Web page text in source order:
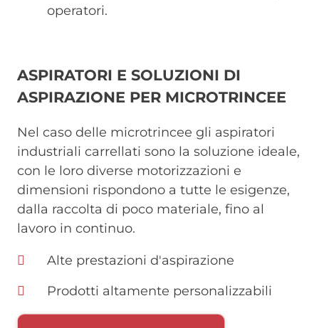
operatori.
ASPIRATORI E SOLUZIONI DI
ASPIRAZIONE PER MICROTRINCEE
Nel caso delle microtrincee gli aspiratori
industriali carrellati sono la soluzione ideale,
con le loro diverse motorizzazioni e
dimensioni rispondono a tutte le esigenze,
dalla raccolta di poco materiale, fino al
lavoro in continuo.
Alte prestazioni d'aspirazione
Prodotti altamente personalizzabili